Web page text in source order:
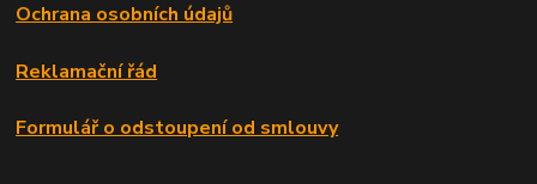
Ochrana osobních údajů
Reklamační řád
Formulář o odstoupení od smlouvy